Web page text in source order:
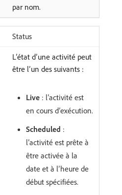
par nom.
Status
L’état d’une activité peut
être l’un des suivants :
Live : l’activité est
en cours d’exécution.
Scheduled :
l’activité est prête à
être activée à la
date et à l’heure de
début spécifiées.